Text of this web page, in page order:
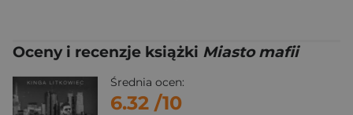
Oceny i recenzje książki Miasto mafii
Średnia ocen:
6.32 /10